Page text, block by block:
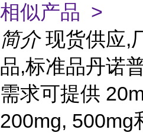
相似产品 >
简介 现货供应,
品,标准品丹诺
需求可提供
200mg, 500mg